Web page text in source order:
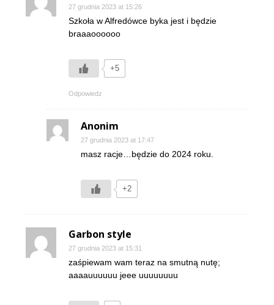
27 grudnia 2023 at 15:26
Szkoła w Alfredówce byka jest i będzie
braaaoooooo
+5
Odpowiedz
Anonim
27 grudnia 2023 at 17:47
masz racje…będzie do 2024 roku.
+2
Garbon style
27 grudnia 2023 at 15:31
zaśpiewam wam teraz na smutną nutę;
aaaauuuuuu jeee uuuuuuuu